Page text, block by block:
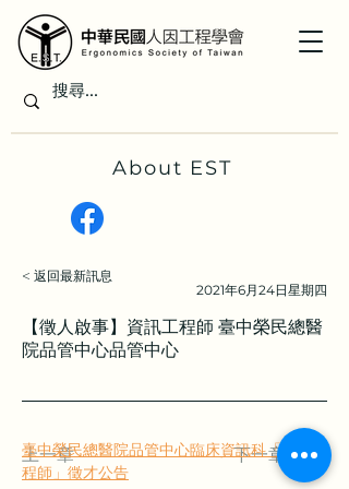
About EST
< 返回最新訊息
2021年6月24日星期四
【徵人啟事】資訊工程師 臺中榮民總醫
院品管中心品管中心
上一章 下一章
臺中榮民總醫院品管中心臨床資訊科「資訊工
程師」徵才公告